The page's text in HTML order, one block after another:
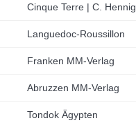
Cinque Terre | C. Hennig
Languedoc-Roussillon
Franken MM-Verlag
Abruzzen MM-Verlag
Tondok Ägypten